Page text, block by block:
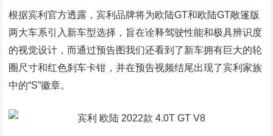
根据宾利官方透露，宾利品牌将为欧陆GT和欧陆GT敞篷版
两大车系引入新车型选择，旨在诠释驾驶性能和极具辨识度
的视觉设计，而通过预告图我们还看到了新车拥有巨大的轮
圈尺寸和红色刹车卡钳，并在预告视频结尾出现了宾利家族
中的“S”徽章。